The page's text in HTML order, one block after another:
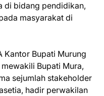
di bidang pendidikan,
masyarakat di
Kantor Bupati Murung
Bupati Mura,
sejumlah stakeholder
hadir perwakilan